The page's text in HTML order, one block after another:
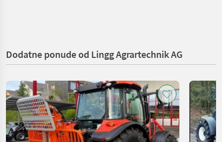
Dodatne ponude od Lingg Agrartechnik AG